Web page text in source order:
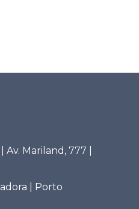
Mariland, 777 |
| Porto